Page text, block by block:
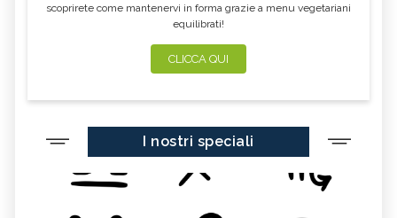
scoprirete come mantenervi in forma grazie a menu vegetariani
equilibrati!
CLICCA QUI
I nostri speciali